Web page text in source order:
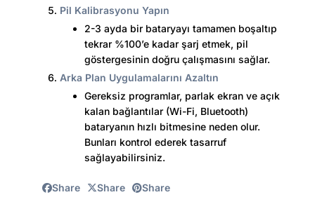
Pil Kalibrasyonu Yapın
2-3 ayda bir bataryayı tamamen boşaltıp
tekrar %100’e kadar şarj etmek, pil
göstergesinin doğru çalışmasını sağlar.
Arka Plan Uygulamalarını Azaltın
Gereksiz programlar, parlak ekran ve açık
kalan bağlantılar (Wi-Fi, Bluetooth)
bataryanın hızlı bitmesine neden olur.
Bunları kontrol ederek tasarruf
sağlayabilirsiniz.
Share Share Share